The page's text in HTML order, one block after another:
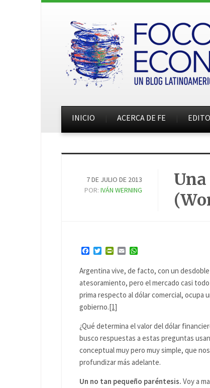
INICIO ACERCA DE FE
7 DE JULIO DE 2013
POR:IVÁN WERNING
Facebook
TwitterPrintFriendly
Email
Argentina vive, de facto, con un
atesoramiento, pero el mercado casi
prima respecto al dólar comercial, ocupa
gobierno.[1]
¿Qué determina el valor del dólar
busco respuestas a estas preguntas
conceptual muy pero muy simple, que
profundizar más adelante.
Un no tan pequeño paréntesis. Voy a